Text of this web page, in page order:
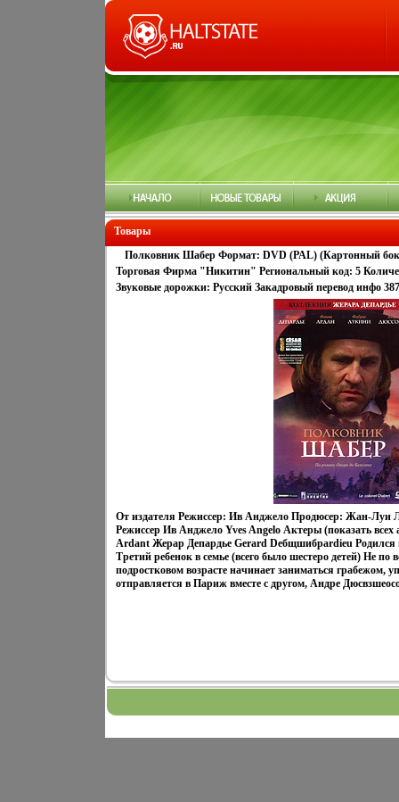
Товары
Полковник Шабер Формат: DVD (PAL) (Картонный
Торговая Фирма "Никитин" Региональный код: 5
Звуковые дорожки: Русский Закадровый перевод инфо
От издателя Режиссер: Ив Анджело Продюсер: Жан-Луи
Режиссер Ив Анджело Yves Angelo Актеры (показать
Ardant Жерар Депардье Gerard Deбщшибpardieu Родился
Третий ребенок в семье (всего было шестеро детей) Не
подростковом возрасте начинает заниматься грабежом,
отправляется в Париж вместе с другом, Андре